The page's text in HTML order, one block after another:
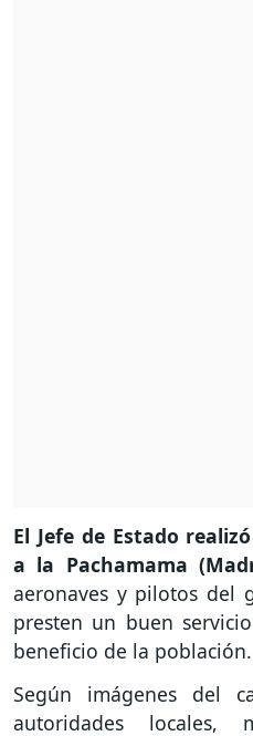
El Jefe de Estado
a la Pachamama
aeronaves y pilotos del
presten un buen
beneficio de la población.
Según imágenes del
autoridades locales,